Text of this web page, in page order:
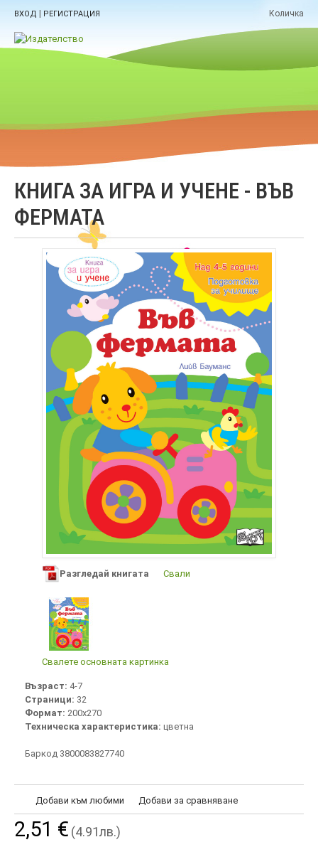
ВХОД | РЕГИСТРАЦИЯ Количка
КНИГА ЗА ИГРА И УЧЕНЕ - ВЪВ
ФЕРМАТА
Разгледай книгата Свали
Свалете основната картинка
Възраст: 4-7
Страници: 32
Формат: 200х270
Техническа характеристика: цветна
Баркод 3800083827740
Добави към любими Добави за сравняване
2,51 € (4.91лв.)